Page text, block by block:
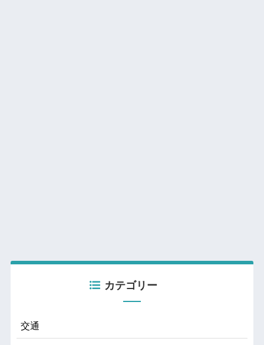
カテゴリー
交通